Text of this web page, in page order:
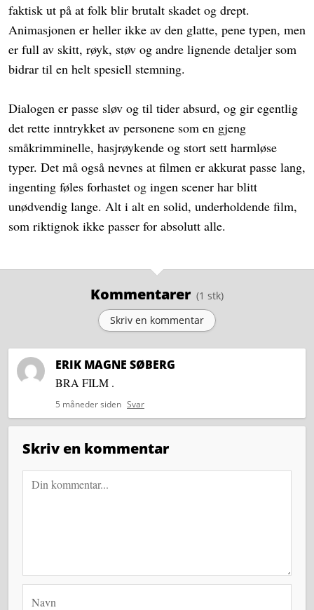
faktisk ut på at folk blir brutalt skadet og drept.
Animasjonen er heller ikke av den glatte, pene typen, men
er full av skitt, røyk, støv og andre lignende detaljer som
bidrar til en helt spesiell stemning.
Dialogen er passe sløv og til tider absurd, og gir egentlig
det rette inntrykket av personene som en gjeng
småkrimminelle, hasjrøykende og stort sett harmløse
typer. Det må også nevnes at filmen er akkurat passe lang,
ingenting føles forhastet og ingen scener har blitt
unødvendig lange. Alt i alt en solid, underholdende film,
som riktignok ikke passer for absolutt alle.
Kommentarer
Skriv en kommentar
ERIK MAGNE SØBERG
BRA FILM .
5 måneder siden Svar
Skriv en kommentar
Navn